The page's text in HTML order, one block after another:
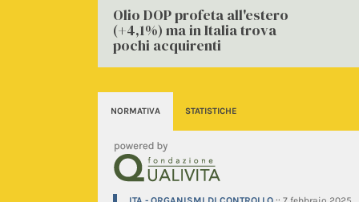
Olio DOP profeta all'estero
(+4,1%) ma in Italia trova
pochi acquirenti
NORMATIVA STATISTICHE